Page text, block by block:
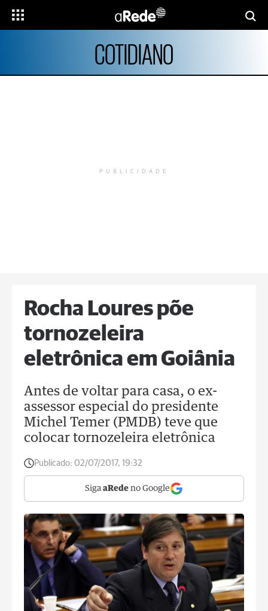
COTIDIANO
PUBLICIDADE
Rocha Loures põe
tornozeleira
eletrônica em Goiânia
Antes de voltar para casa, o ex-
assessor especial do presidente
Michel Temer (PMDB) teve que
colocar tornozeleira eletrônica
Publicado: 02/07/2017, 19:32
Siga aRede no Google